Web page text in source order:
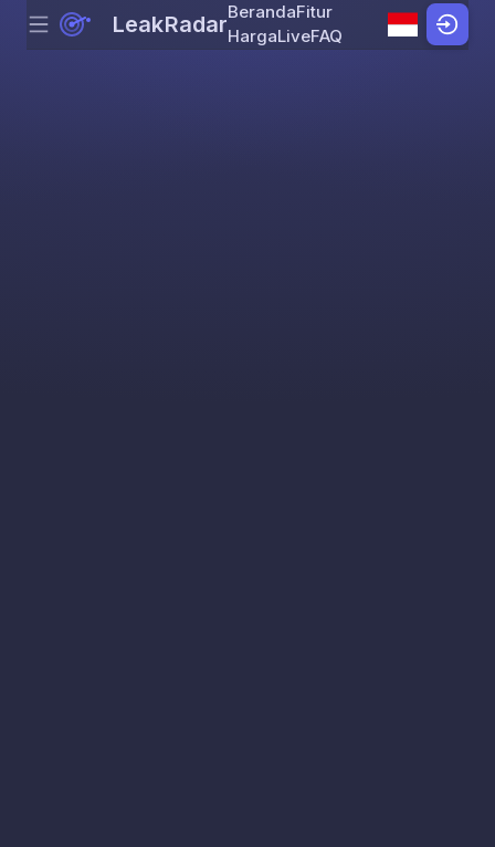
Skip to content
Menu LeakRadarBerandaFitur
HargaLiveFAQ